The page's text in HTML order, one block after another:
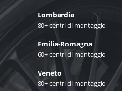
Lombardia
80+ centri di montaggio
Emilia-Romagna
60+ centri di montaggio
Veneto
80+ centri di montaggio